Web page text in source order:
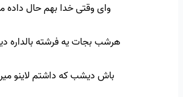
وای وقتی خدا بهم حال داده
هرشب بجات یه فرشته بالداره
باش دیشب که داشتم لاینو